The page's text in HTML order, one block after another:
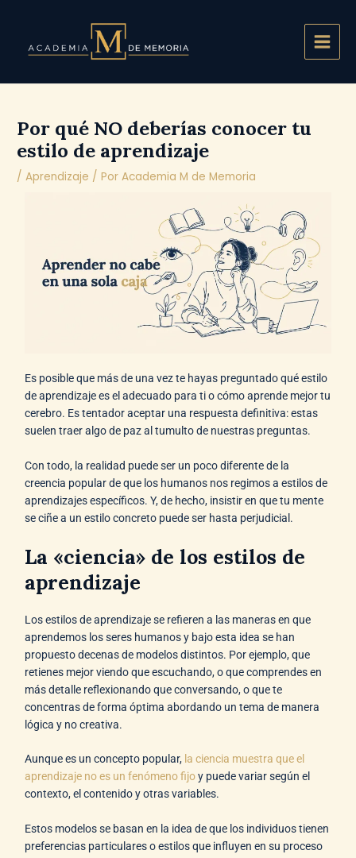
contenido
Por qué NO deberías conocer tu
estilo de aprendizaje
/Aprendizaje / PorAcademia M de Memoria
Es posible que más de una vez te hayas preguntado qué estilo
de aprendizaje es el adecuado para ti o cómo aprende mejor tu
cerebro. Es tentador aceptar una respuesta definitiva: estas
suelen traer algo de paz al tumulto de nuestras preguntas.
Con todo, la realidad puede ser un poco diferente de la
creencia popular de que los humanos nos regimos a estilos de
aprendizajes específicos. Y, de hecho, insistir en que tu mente
se ciñe a un estilo concreto puede ser hasta perjudicial.
La «ciencia» de los estilos de
aprendizaje
Los estilos de aprendizaje se refieren a las maneras en que
aprendemos los seres humanos y bajo esta idea se han
propuesto decenas de modelos distintos. Por ejemplo, que
retienes mejor viendo que escuchando, o que comprendes en
más detalle reflexionando que conversando, o que te
concentras de forma óptima abordando un tema de manera
lógica y no creativa.
Aunque es un concepto popular, la ciencia muestra que el
aprendizaje no es un fenómeno fijoy puede variar según el
contexto, el contenido y otras variables.
Estos modelos se basan en la idea de que los individuos tienen
preferencias particulares o estilos que influyen en su proceso